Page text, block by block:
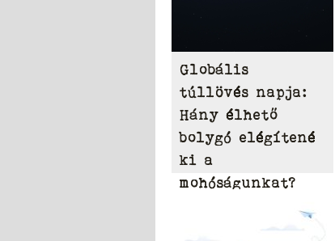
Globális
túllövés napja:
Hány élhető
bolygó elégítené
ki a
mohóságunkat?